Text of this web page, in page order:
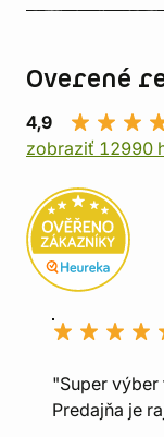
Overené
4,9
zobraziť 12990
"Super výber
Predajňa je